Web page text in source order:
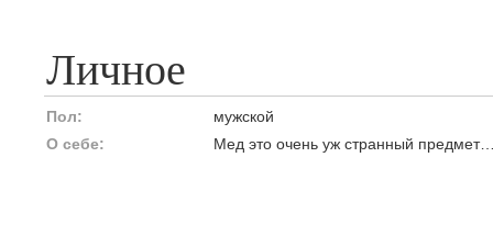
Личное
Пол:
мужской
О себе:
Мед это очень уж странный